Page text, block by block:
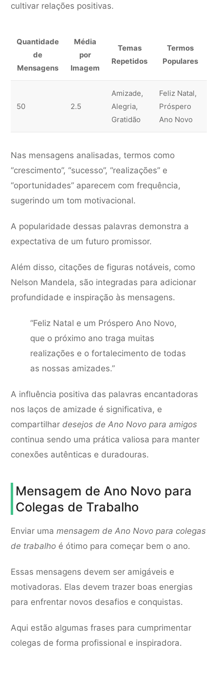
cultivar relações positivas.
Quantidade
de
Mensagens
Média
por
Imagem
Temas
Repetidos
Termos
Populares
50 2.5
Amizade,
Alegria,
Gratidão
Feliz Natal,
Próspero
Ano Novo
Nas mensagens analisadas, termos como
“crescimento”, “sucesso”, “realizações” e
“oportunidades” aparecem com frequência,
sugerindo um tom motivacional.
A popularidade dessas palavras demonstra a
expectativa de um futuro promissor.
Além disso, citações de figuras notáveis, como
Nelson Mandela, são integradas para adicionar
profundidade e inspiração às mensagens.
“Feliz Natal e um Próspero Ano Novo,
que o próximo ano traga muitas
realizações e o fortalecimento de todas
as nossas amizades.”
A influência positiva das palavras encantadoras
nos laços de amizade é significativa, e
compartilhardesejos de Ano Novo para amigos
continua sendo uma prática valiosa para manter
conexões autênticas e duradouras.
Mensagem de Ano Novo para
Colegas de Trabalho
Enviar umamensagem de Ano Novo para colegas
de trabalho é ótimo para começar bem o ano.
Essas mensagens devem ser amigáveis e
motivadoras. Elas devem trazer boas energias
para enfrentar novos desafios e conquistas.
Aqui estão algumas frases para cumprimentar
colegas de forma profissional e inspiradora.